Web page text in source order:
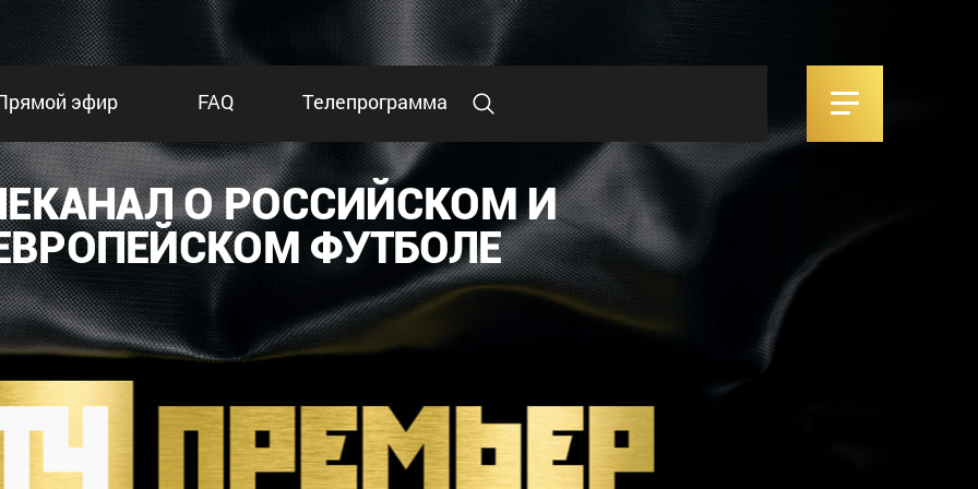
эфир FAQ Телепрограмма
О РОССИЙСКОМ И
ФУТБОЛЕ